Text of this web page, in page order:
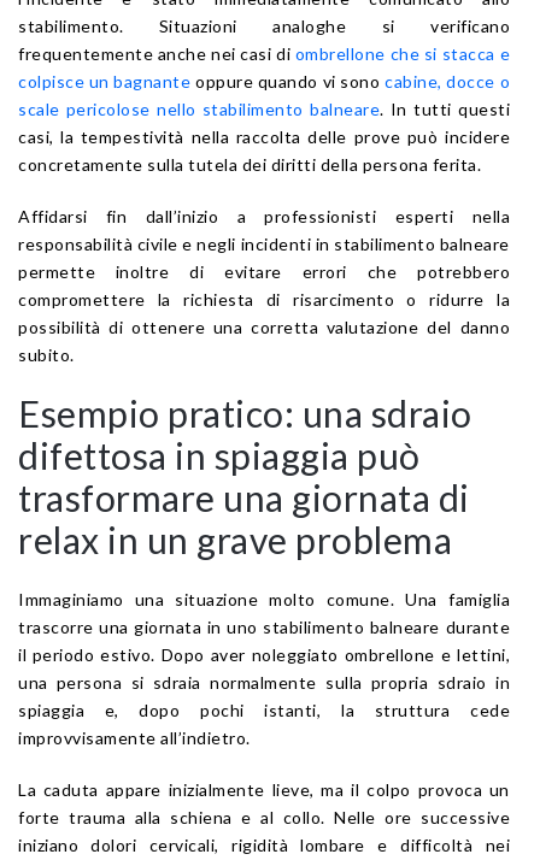
stabilimento. Situazioni analoghe si verificano
frequentemente anche nei casi di ombrellone che si stacca e
colpisce un bagnante oppure quando vi sonocabine, docce o
scale pericolose nello stabilimento balneare. In tutti questi
casi, la tempestività nella raccolta delle prove può incidere
concretamente sulla tutela dei diritti della persona ferita.
Affidarsi fin dall’inizio a professionisti esperti nella
responsabilità civile e negli incidenti in stabilimento balneare
permette inoltre di evitare errori che potrebbero
compromettere la richiesta di risarcimento o ridurre la
possibilità di ottenere una corretta valutazione del danno
subito.
Esempio pratico: una sdraio
difettosa in spiaggia può
trasformare una giornata di
relax in un grave problema
Immaginiamo una situazione molto comune. Una famiglia
trascorre una giornata in uno stabilimento balneare durante
il periodo estivo. Dopo aver noleggiato ombrellone e lettini,
una persona si sdraia normalmente sulla propria sdraio in
spiaggia e, dopo pochi istanti, la struttura cede
improvvisamente all’indietro.
La caduta appare inizialmente lieve, ma il colpo provoca un
forte trauma alla schiena e al collo. Nelle ore successive
iniziano dolori cervicali, rigidità lombare e difficoltà nei